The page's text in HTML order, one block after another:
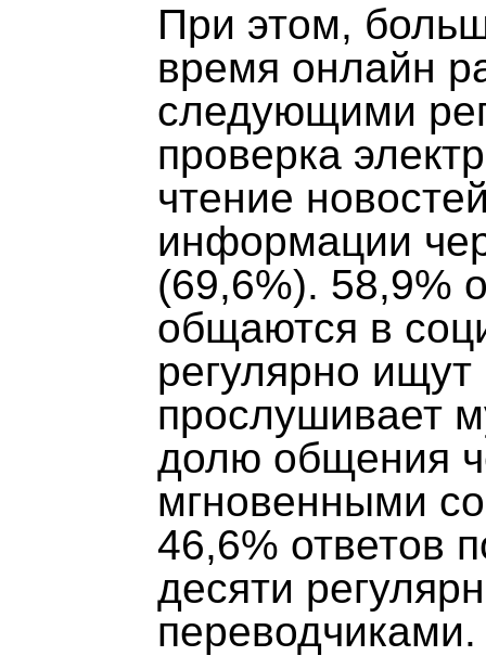
При этом,
время онлайн
следующими
проверка
чтение
информации
(69,6%). 58,9%
общаются в
регулярно
прослушивает
долю общения
мгновенными
46,6% ответов
десяти
переводчиками.